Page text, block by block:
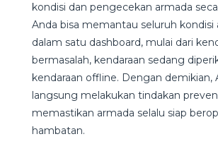
kondisi dan pengecekan armada
Anda bisa memantau seluruh kondisi
dalam satu dashboard, mulai dari
bermasalah, kendaraan sedang
kendaraan offline. Dengan demikian,
langsung melakukan tindakan
memastikan armada selalu siap
hambatan.